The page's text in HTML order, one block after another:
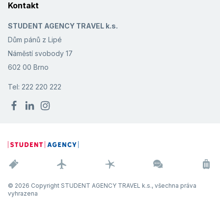
Kontakt
STUDENT AGENCY TRAVEL k.s.
Dům pánů z Lipé
Náměstí svobody 17
602 00 Brno
Tel: 222 220 222
© 2026 Copyright STUDENT AGENCY TRAVEL k.s., všechna práva
vyhrazena